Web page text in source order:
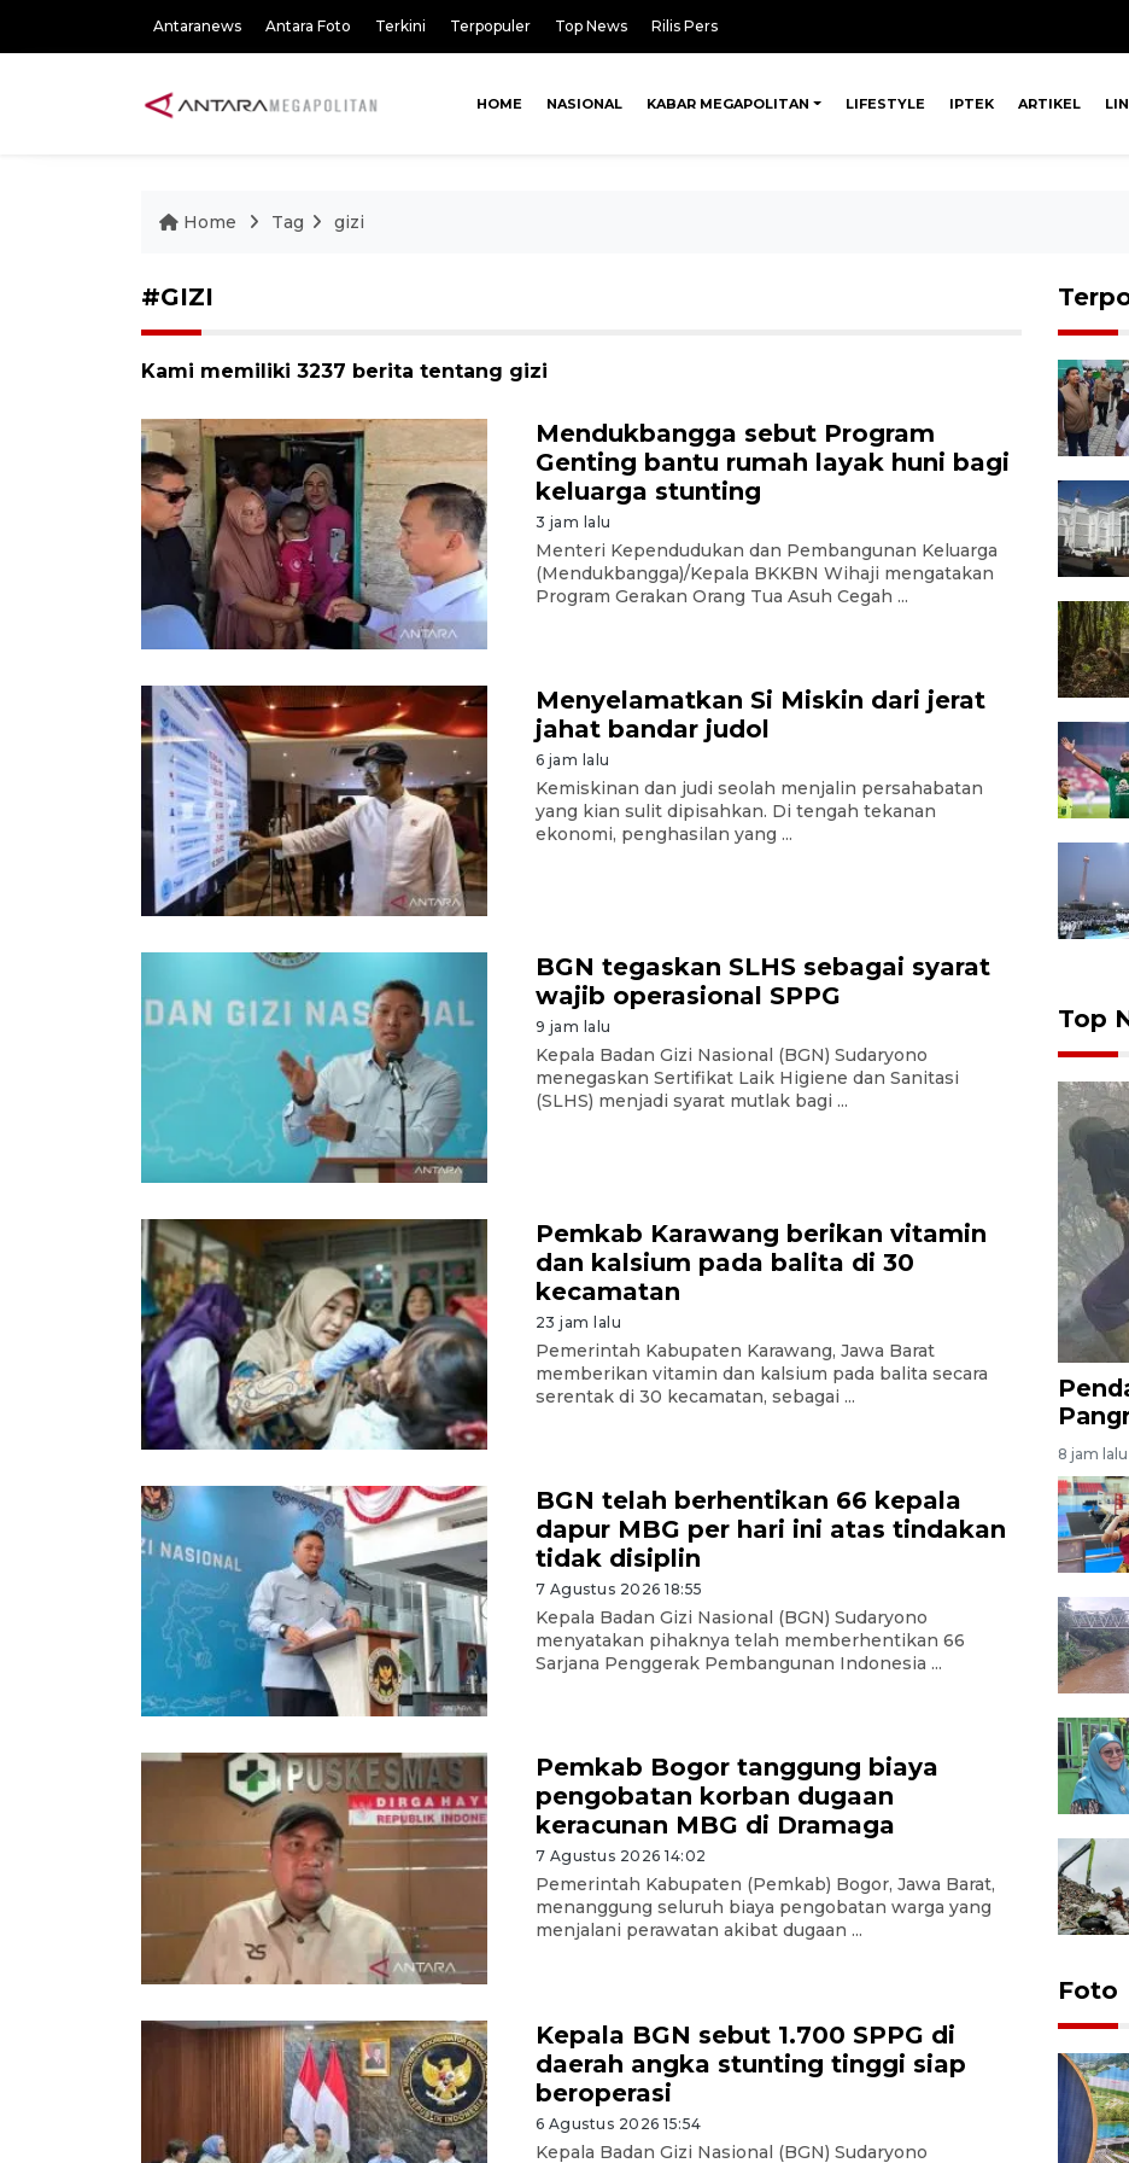
Antaranews Antara Foto Terkini Terpopuler Top News Rilis Pers
HOME NASIONAL KABAR MEGAPOLITAN LIFESTYLE IPTEK ARTIKEL
Home Tag gizi
#GIZI
Kami memiliki 3237 berita tentang gizi
Mendukbangga sebut Program
Genting bantu rumah layak huni bagi
keluarga stunting
3 jam lalu
Menteri Kependudukan dan Pembangunan Keluarga
(Mendukbangga)/Kepala BKKBN Wihaji mengatakan
Program Gerakan Orang Tua Asuh Cegah ...
Menyelamatkan Si Miskin dari jerat
jahat bandar judol
6 jam lalu
Kemiskinan dan judi seolah menjalin persahabatan
yang kian sulit dipisahkan. Di tengah tekanan
ekonomi, penghasilan yang ...
BGN tegaskan SLHS sebagai syarat
wajib operasional SPPG
9 jam lalu
Kepala Badan Gizi Nasional (BGN) Sudaryono
menegaskan Sertifikat Laik Higiene dan Sanitasi
(SLHS) menjadi syarat mutlak bagi ...
Pemkab Karawang berikan vitamin
dan kalsium pada balita di 30
kecamatan
23 jam lalu
Pemerintah Kabupaten Karawang, Jawa Barat
memberikan vitamin dan kalsium pada balita secara
serentak di 30 kecamatan, sebagai ...
BGN telah berhentikan 66 kepala
dapur MBG per hari ini atas tindakan
tidak disiplin
7 Agustus 2026 18:55
Kepala Badan Gizi Nasional (BGN) Sudaryono
menyatakan pihaknya telah memberhentikan 66
Sarjana Penggerak Pembangunan Indonesia ...
Pemkab Bogor tanggung biaya
pengobatan korban dugaan
keracunan MBG di Dramaga
7 Agustus 2026 14:02
Pemerintah Kabupaten (Pemkab) Bogor, Jawa Barat,
menanggung seluruh biaya pengobatan warga yang
menjalani perawatan akibat dugaan ...
Kepala BGN sebut 1.700 SPPG di
daerah angka stunting tinggi siap
beroperasi
6 Agustus 2026 15:54
Kepala Badan Gizi Nasional (BGN) Sudaryono
Top
8 jam lalu
Foto